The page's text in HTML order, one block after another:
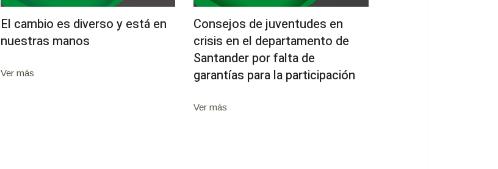
El cambio es diverso y está en
nuestras manos
Ver más
Consejos de juventudes en
crisis en el departamento de
Santander por falta de
garantías para la participación
Ver más